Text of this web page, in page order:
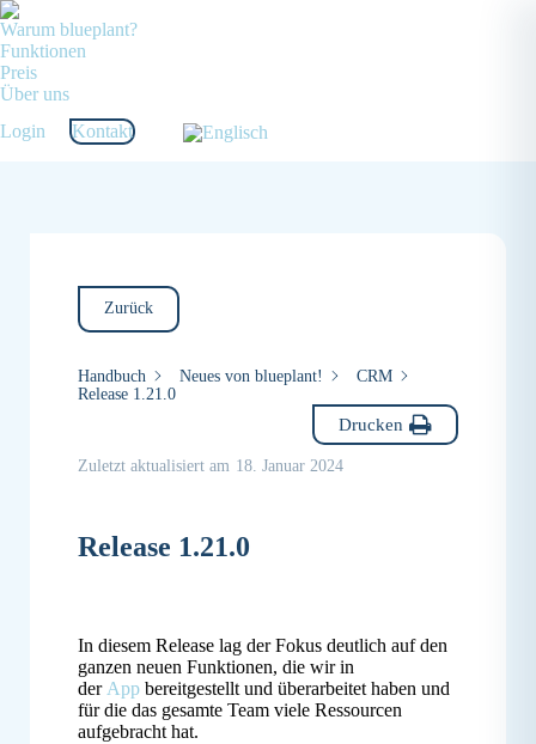
Warum blueplant?
Funktionen
Preis
Über uns
Login
Kontakt
Zurück
Handbuch Neues von blueplant!
CRM
Release 1.21.0
Drucken
Release 1.21.0
Zuletzt aktualisiert am 18. Januar 2024
In diesem Release lag der Fokus deutlich auf den
ganzen neuen Funktionen, die wir in
derApp bereitgestellt und überarbeitet haben und
für die das gesamte Team viele Ressourcen
aufgebracht hat.